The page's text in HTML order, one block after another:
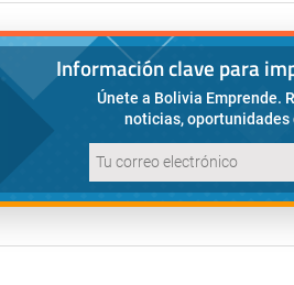
Información clave para
Únete a Bolivia Emprende.
noticias, oportunidades